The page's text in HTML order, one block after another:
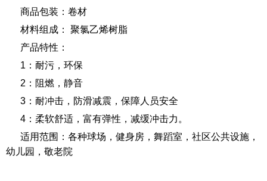
商品包装：卷材
材料组成： 聚氯乙烯树脂
产品特性：
1：耐污，环保
2：阻燃，静音
3：耐冲击，防滑减震，保障人员安全
4：柔软舒适，富有弹性，减缓冲击力。
适用范围：各种球场，健身房，舞蹈室，社区公共设施，
幼儿园，敬老院